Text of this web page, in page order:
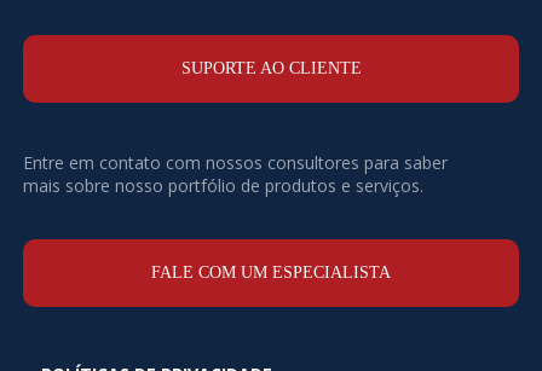
SUPORTE AO CLIENTE
Entre em contato com nossos consultores para saber
mais sobre nosso portfólio de produtos e serviços.
FALE COM UM ESPECIALISTA